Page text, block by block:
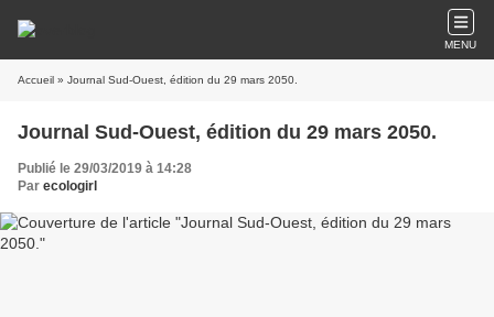
MENU
Accueil » Journal Sud-Ouest, édition du 29 mars 2050.
Journal Sud-Ouest, édition du 29 mars 2050.
Publié le 29/03/2019 à 14:28
Par ecologirl